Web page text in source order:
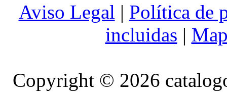
Aviso Legal | Política de
incluidas |
Copyright © 2026